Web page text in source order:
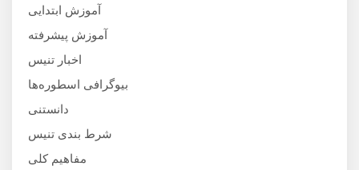
آموزش ابتدایی
آموزش پیشرفته
اخبار تنیس
بیوگرافی اسطوره‌ها
دانستنی
شرط بندی تنیس
مفاهیم کلی